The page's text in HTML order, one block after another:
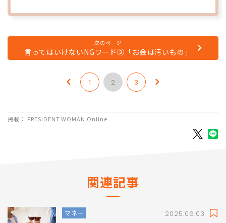
次のページ
言ってはいけないNGワード③「お金は汚いもの」
1 2 3
掲載： PRESIDENT WOMAN Online
関連記事
マネー 2025.06.03